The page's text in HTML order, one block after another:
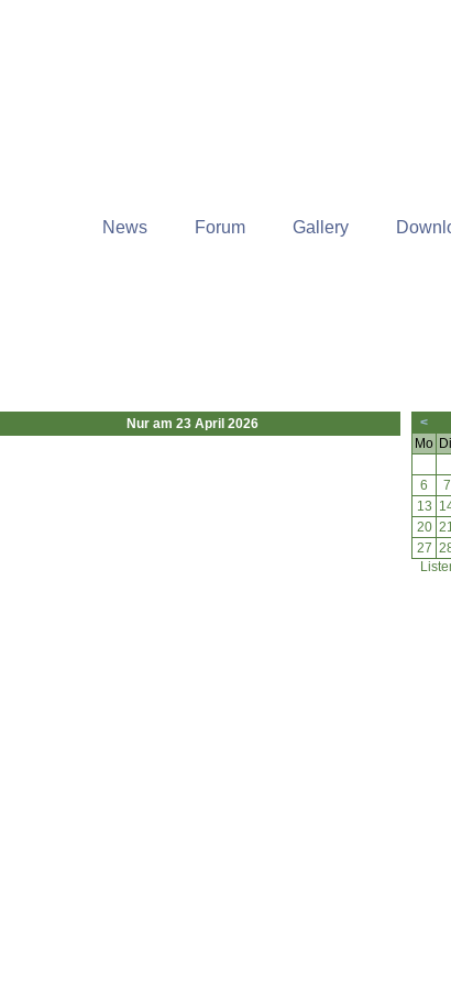
News Forum Gallery
Nur am 23 April 2026 <
Mo Di
6
7
13
20
27